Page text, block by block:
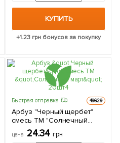
КУПИТЬ
+1.23грн бонусов за покупку
Быстрая отправка 49629
Арбуз "Черный щербет"
смесь ТМ "Солнечный
март" 20шт
цена 24.34 грн